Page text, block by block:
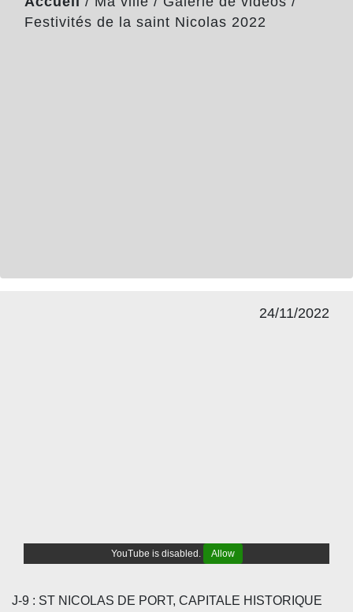
Festivités de la saint Nicolas 2022
24/11/2022
YouTube is disabled. Allow
J-9 : ST NICOLAS DE PORT, CAPITALE HISTORIQUE